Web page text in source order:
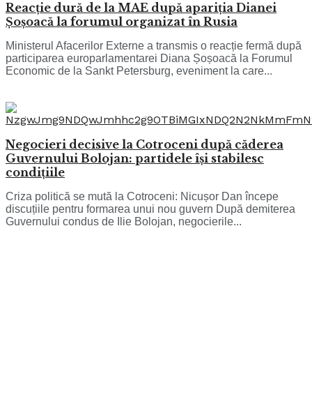
Reacție dură de la MAE după apariția Dianei
Șoșoacă la forumul organizat în Rusia
Ministerul Afacerilor Externe a transmis o reacție fermă după
participarea europarlamentarei Diana Șoșoacă la Forumul
Economic de la Sankt Petersburg, eveniment la care...
Negocieri decisive la Cotroceni după căderea
Guvernului Bolojan: partidele își stabilesc
condițiile
Criza politică se mută la Cotroceni: Nicușor Dan începe
discuțiile pentru formarea unui nou guvern După demiterea
Guvernului condus de Ilie Bolojan, negocierile...